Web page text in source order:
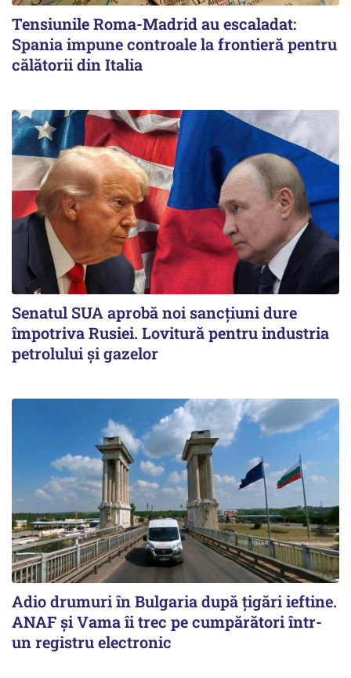
Tensiunile Roma-Madrid au escaladat:
Spania impune controale la frontieră pentru
călătorii din Italia
Senatul SUA aprobă noi sancțiuni dure
împotriva Rusiei. Lovitură pentru industria
petrolului și gazelor
Adio drumuri în Bulgaria după țigări ieftine.
ANAF și Vama îi trec pe cumpărători într-
un registru electronic